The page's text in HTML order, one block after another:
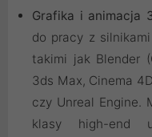
Grafika i animacja
do pracy z
takimi jak Blender
3ds Max, Cinema
czy Unreal Engine.
klasy high-end